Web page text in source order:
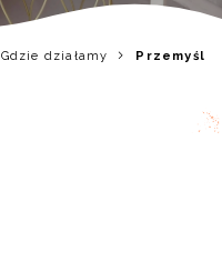
Gdzie działamy Przemyśl